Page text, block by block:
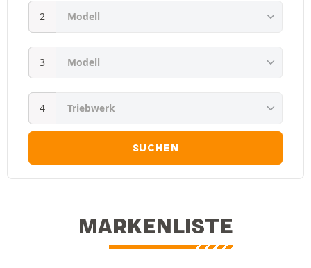
SUCHEN
MARKENLISTE